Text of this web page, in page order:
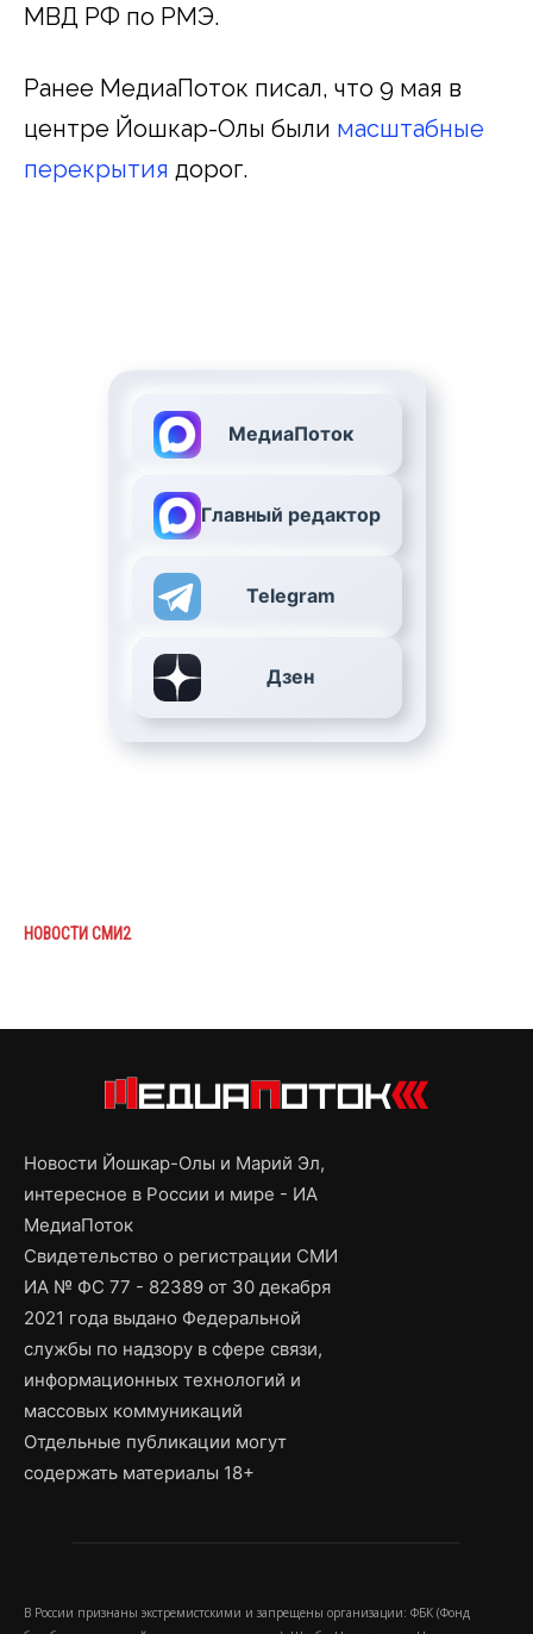
МВД РФ по РМЭ.
Ранее МедиаПоток писал, что 9 мая в
центре Йошкар-Олы были масштабные
перекрытия дорог.
МедиаПоток
Главный редактор
Telegram
Дзен
НОВОСТИ СМИ2
Новости Йошкар-Олы и Марий Эл,
интересное в России и мире - ИА
МедиаПоток
Свидетельство о регистрации СМИ
ИА № ФС 77 - 82389 от 30 декабря
2021 года выдано Федеральной
службы по надзору в сфере связи,
информационных технологий и
массовых коммуникаций
Отдельные публикации могут
содержать материалы 18+
В России признаны экстремистскими и запрещены организации: ФБК (Фонд